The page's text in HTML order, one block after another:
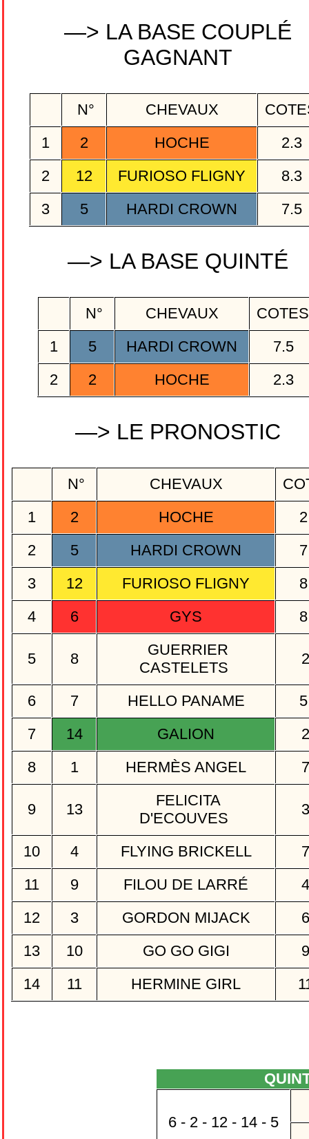
—> LA BASE COUPLÉ
GAGNANT
N° CHEVAUX
1
2 HOCHE
2.3
2
12 FURIOSO FLIGNY
8.3
3
5 HARDI CROWN 7.5
—> LA BASE QUINTÉ
N° CHEVAUX
COTES
1
5 HARDI CROWN
7.5
2
2 HOCHE 2.3
—> LE PRONOSTIC
N° CHEVAUX
1
2 HOCHE
2
5 HARDI CROWN
3
12 FURIOSO FLIGNY
4
6 GYS
5 8
GUERRIER
CASTELETS
6 7 HELLO PANAME
7
14 GALION
8
1 HERMÈS ANGEL
9 13
FELICITA
D'ECOUVES
10 4 FLYING BRICKELL
11
9 FILOU DE LARRÉ
12
3 GORDON MIJACK
13
10 GO GO GIGI
14
11 HERMINE GIRL
6 - 2 - 12 - 14 - 5